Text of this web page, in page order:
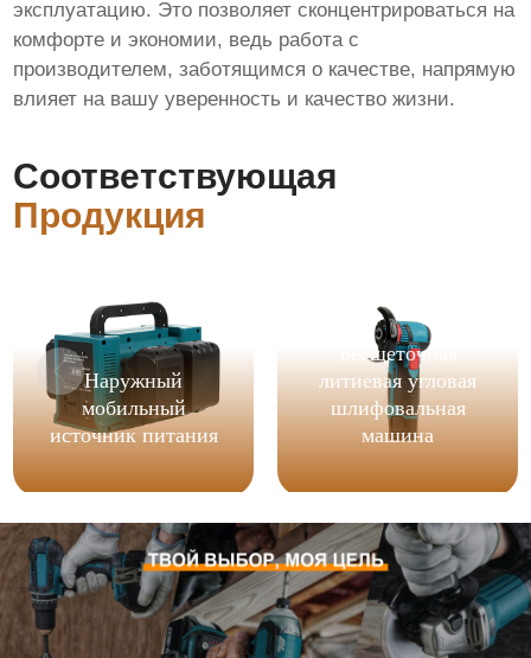
эксплуатацию. Это позволяет сконцентрироваться на
комфорте и экономии, ведь работа с
производителем, заботящимся о качестве, напрямую
влияет на вашу уверенность и качество жизни.
Соответствующая
Продукция
Наружный
мобильный
источник питания
Бесщеточная
литиевая угловая
шлифовальная
машина